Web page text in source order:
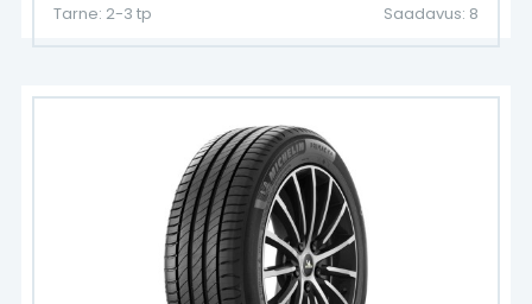
Tarne: 2-3 tp Saadavus: 8